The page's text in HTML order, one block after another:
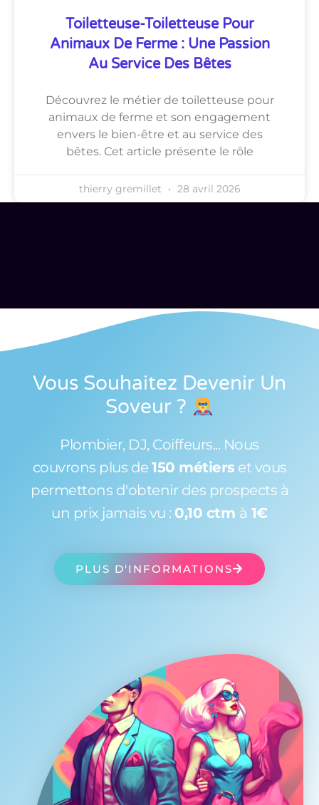
Toiletteuse-Toiletteuse Pour
Animaux De Ferme : Une Passion
Au Service Des Bêtes
Découvrez le métier de toiletteuse pour
animaux de ferme et son engagement
envers le bien-être et au service des
bêtes. Cet article présente le rôle
thierry gremillet 28 avril 2026
Vous Souhaitez Devenir Un
Soveur ?
Plombier, DJ, Coiffeurs... Nous
couvrons plus de 150 métiers et vous
permettons d'obtenir des prospects à
un prix jamais vu : 0,10 ctm à 1€
PLUS D'INFORMATIONS